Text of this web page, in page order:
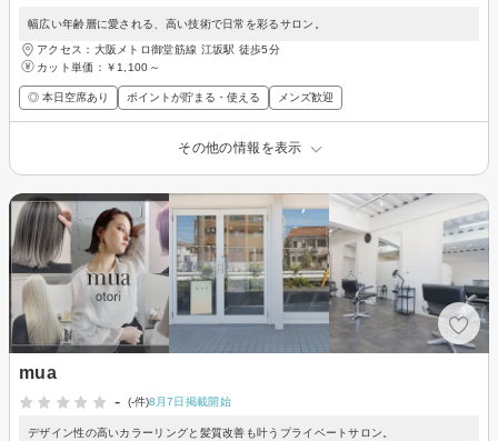
幅広い年齢層に愛される、高い技術で日常を彩るサロン。
アクセス：大阪メトロ御堂筋線 江坂駅 徒歩5分
カット単価： ￥1,100～
◎ 本日空席あり ポイントが貯まる・使える メンズ歓迎
その他の情報を表示
mua
-
(-件)8月7日掲載開始
デザイン性の高いカラーリングと髪質改善も叶うプライベートサロン。